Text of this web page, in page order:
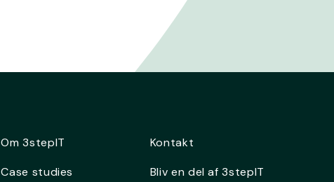
Om 3stepIT
Case studies
Kontakt
Bliv en del af 3stepIT